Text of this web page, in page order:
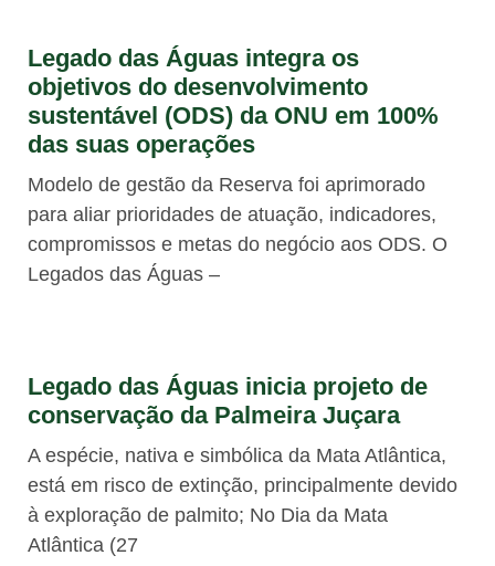
Legado das Águas integra os
objetivos do desenvolvimento
sustentável (ODS) da ONU em 100%
das suas operações
Modelo de gestão da Reserva foi aprimorado
para aliar prioridades de atuação, indicadores,
compromissos e metas do negócio aos ODS. O
Legados das Águas –
Legado das Águas inicia projeto de
conservação da Palmeira Juçara
A espécie, nativa e simbólica da Mata Atlântica,
está em risco de extinção, principalmente devido
à exploração de palmito; No Dia da Mata
Atlântica (27